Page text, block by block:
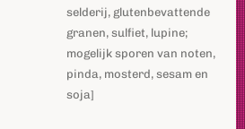
selderij, glutenbevattende
granen, sulfiet, lupine;
mogelijk sporen van noten,
pinda, mosterd, sesam en
soja]